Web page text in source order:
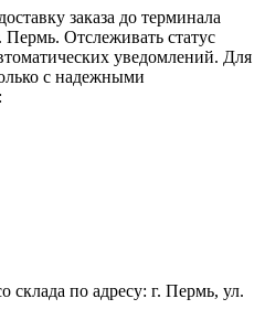
заказа до терминала
Отслеживать статус
уведомлений. Для
с надежными
склада по адресу: г. Пермь, ул.